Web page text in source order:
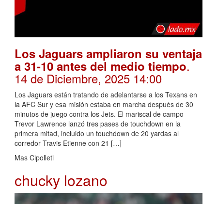
Los Jaguars ampliaron su ventaja
a 31-10 antes del medio tiempo.
14 de Diciembre, 2025 14:00
Los Jaguars están tratando de adelantarse a los Texans en
la AFC Sur y esa misión estaba en marcha después de 30
minutos de juego contra los Jets. El mariscal de campo
Trevor Lawrence lanzó tres pases de touchdown en la
primera mitad, incluido un touchdown de 20 yardas al
corredor Travis Etienne con 21 […]
Mas Cipolleti
chucky lozano